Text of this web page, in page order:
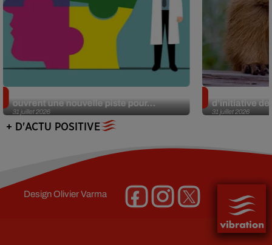
31 juillet 2026
ouvrent une nouvelle piste pour...
31 juillet 2026
d’initiative
+ D'ACTU POSITIVE
DesignOlivier Varma